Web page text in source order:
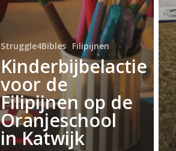
Struggle4Bibles Filipijnen
Kinderbijbelactie
voor de
Filipijnen op de
Oranjeschool
in Katwijk